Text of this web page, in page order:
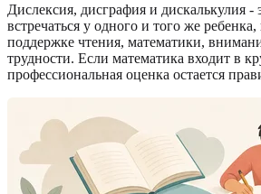
Дислексия, дисграфия и дискалькулия
встречаться у одного и того же
поддержке чтения, математики,
трудности. Если математика входит в
профессиональная оценка остается